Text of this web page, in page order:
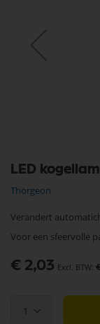
LED
Thorgeon
Verandert
Voor een sfeervolle
€ 2,03
1
naar
het
begin
de
afbeeldingen-